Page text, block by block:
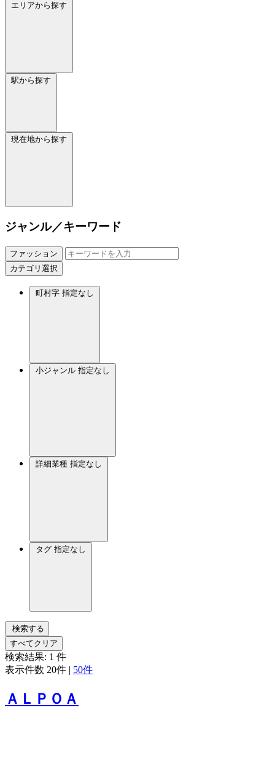
エリアから探す
駅から探す
現在地から探す
ジャンル／キーワード
ファッション
カテゴリ選択
町村字 指定なし
小ジャンル 指定なし
詳細業種 指定なし
タグ 指定なし
検索する
すべてクリア
検索結果: 1 件
表示件数 20件 | 50件
ＡＬＰＯＡ